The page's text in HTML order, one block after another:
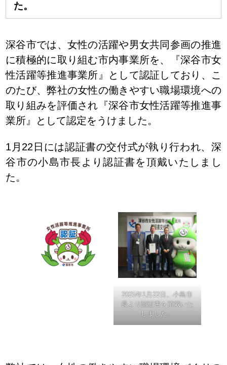
た。
深谷市では、女性の活躍や男女共同参画の推進
に積極的に取り組む市内事業所を、『深谷市女
性活躍等推進事業所』として認証しており、こ
のたび、弊社の女性の働きやすい職場環境への
取り組みを評価され『深谷市女性活躍等推進事
業所』として認定をうけました。
1月22日には認証書の交付式が執り行われ、深
谷市の小島市長より認証書を頂戴いたしまし
た。
2025年1月22日、小島市
長より認証書を頂戴いた
しました。